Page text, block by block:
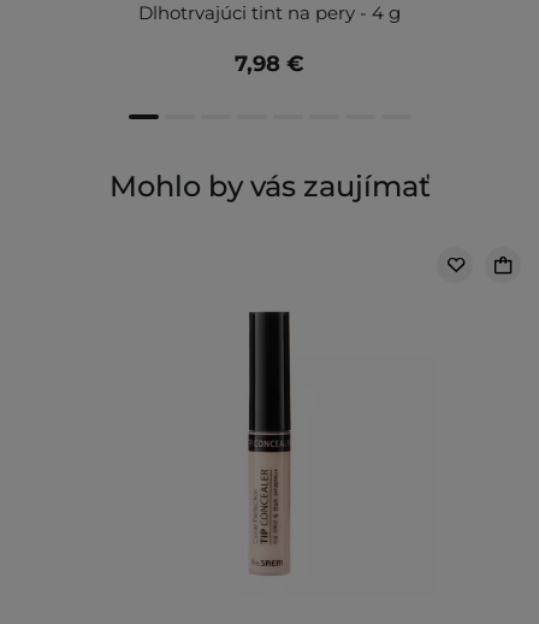
Dlhotrvajúci tint na pery - 4 g
7,98 €
Mohlo by vás zaujímať